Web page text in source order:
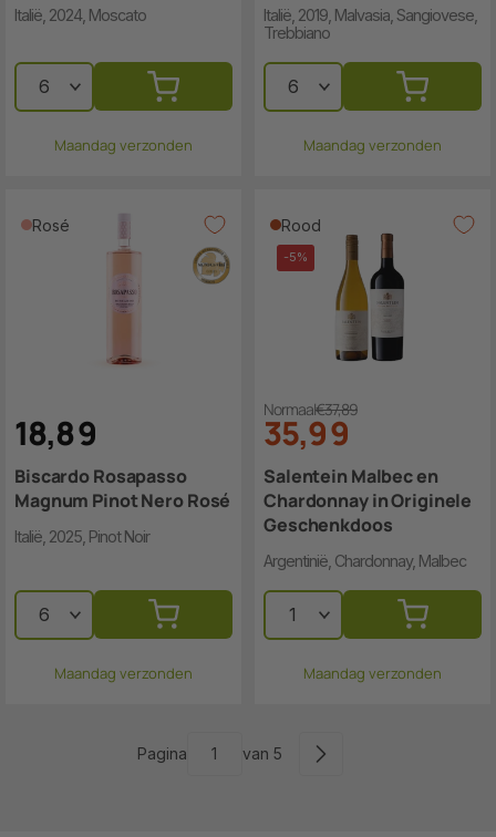
Italië, 2024, Moscato
Maandag verzonden
Italië, 2019, Malvasia, Sangiovese,
Trebbiano
Maandag verzonden
Rosé
18,89
Biscardo Rosapasso
Magnum Pinot Nero Rosé
Italië, 2025, Pinot Noir
Maandag verzonden
Rood
Normaal€37,89
35,99
Salentein Malbec en
Chardonnay in Originele
Geschenkdoos
Argentinië, Chardonnay, Malbec
Maandag verzonden
-5%
Pagina van 5